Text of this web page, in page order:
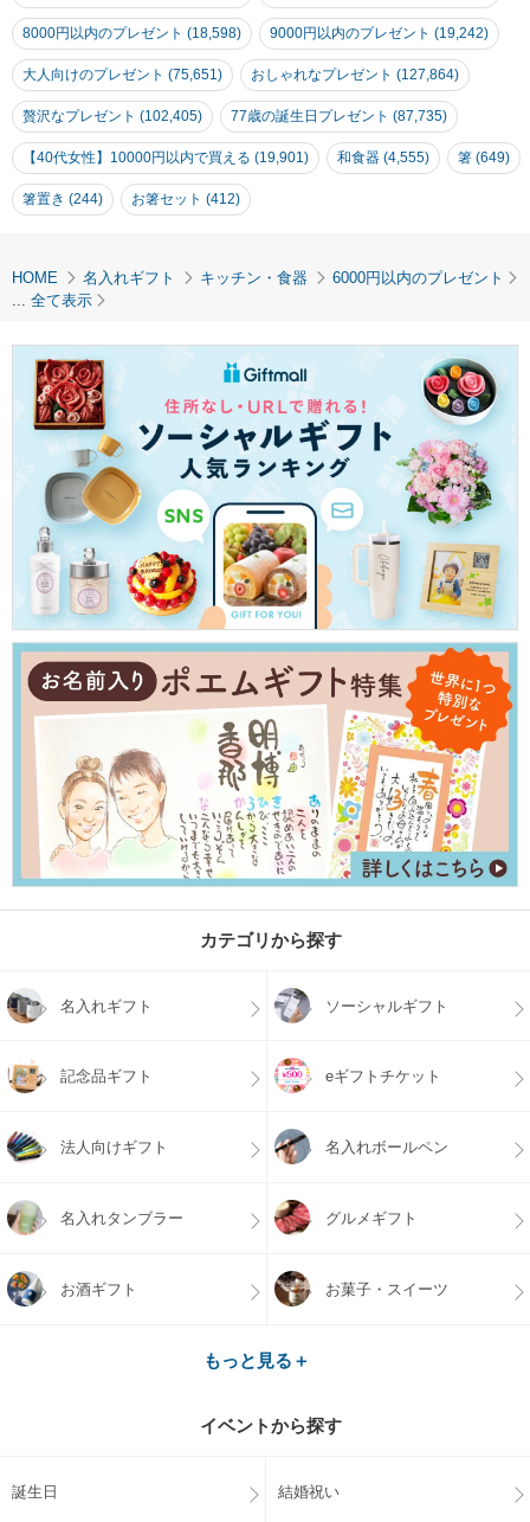
ゼント
8000円以内のプレゼント (18,598)
9000円以内のプレゼント (19,242)
大人向けのプレゼント (75,651) おしゃれなプレゼント (127,864)
贅沢なプレゼント (102,405) 77歳の誕生日プレゼント (87,735)
【40代女性】10000円以内で買える (19,901) 和食器 (4,555) 箸 (649)
箸置き (244) お箸セット (412)
HOME 名入れギフト キッチン・食器
6000円以内のプレゼント
全て表示
カテゴリから探す
名入れギフト ソーシャルギフト
記念品ギフト eギフトチケット
法人向けギフト 名入れボールペン
名入れタンブラー グルメギフト
お酒ギフト お菓子・スイーツ
もっと見る＋
イベントから探す
誕生日 結婚祝い